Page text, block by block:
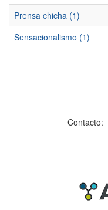
Prensa chicha (1)
Sensacionalismo (1)
Contacto: